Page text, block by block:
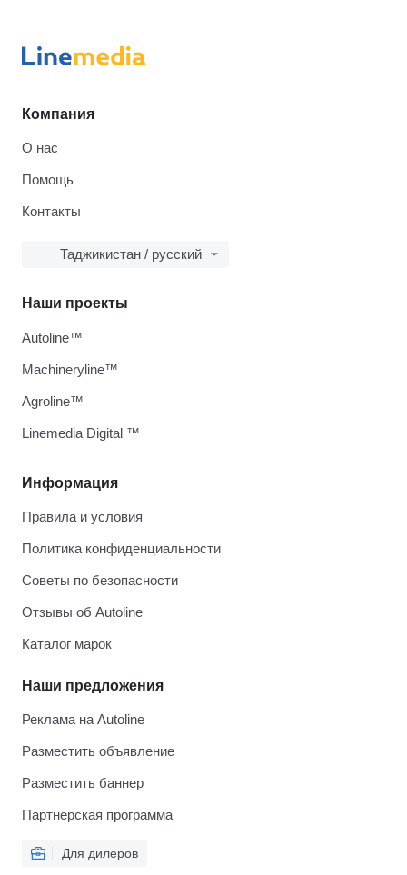
Компания
О нас
Помощь
Контакты
Таджикистан / русский
Информация
Правила и условия
Политика конфиденциальности
Советы по безопасности
Отзывы об Autoline
Каталог марок
Наши предложения
Реклама на Autoline
Разместить объявление
Разместить баннер
Партнерская программа
Для дилеров
Наши проекты
Autoline™
Machineryline™
Agroline™
Linemedia Digital ™